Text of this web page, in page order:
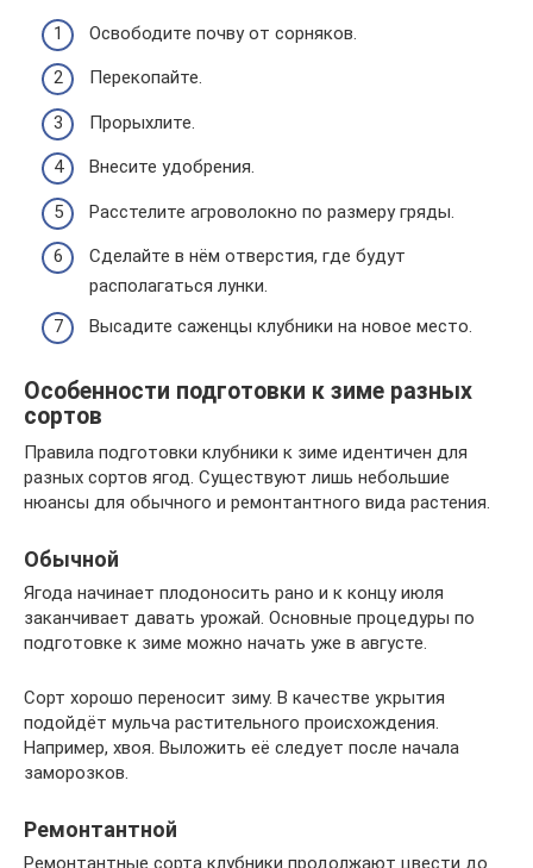
Освободите почву от сорняков.
Перекопайте.
Прорыхлите.
Внесите удобрения.
Расстелите агроволокно по размеру гряды.
Сделайте в нём отверстия, где будут
располагаться лунки.
Высадите саженцы клубники на новое место.
Особенности подготовки к зиме разных
сортов
Правила подготовки клубники к зиме идентичен для
разных сортов ягод. Существуют лишь небольшие
нюансы для обычного и ремонтантного вида растения.
Обычной
Ягода начинает плодоносить рано и к концу июля
заканчивает давать урожай. Основные процедуры по
подготовке к зиме можно начать уже в августе.
Сорт хорошо переносит зиму. В качестве укрытия
подойдёт мульча растительного происхождения.
Например, хвоя. Выложить её следует после начала
заморозков.
Ремонтантной
Ремонтантные сорта клубники продолжают цвести до